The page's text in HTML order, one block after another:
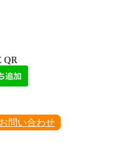
問い合わせ